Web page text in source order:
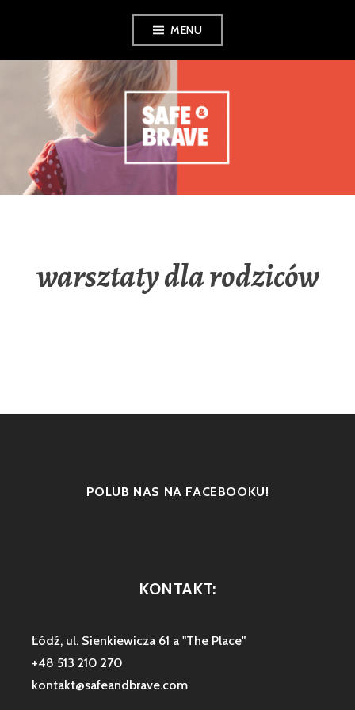
content
MENU
warsztaty dla rodziców
POLUB NAS NA FACEBOOKU!
KONTAKT:
Łódź, ul. Sienkiewicza 61 a "The Place"
+48 513 210 270
kontakt@safeandbrave.com